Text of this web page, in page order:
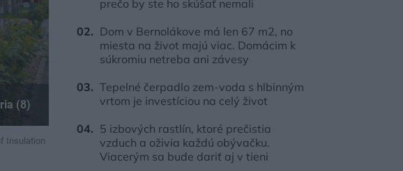
(8)
Insulation
prečo by ste ho skúšať nemali
Dom v Bernolákove má len 67 m2, no
miesta na život majú viac. Domácim k
súkromiu netreba ani závesy
Tepelné čerpadlo zem-voda s hlbinným
vrtom je investíciou na celý život
5 izbových rastlín, ktoré prečistia
vzduch a oživia každú obývačku.
Viacerým sa bude dariť aj v tieni